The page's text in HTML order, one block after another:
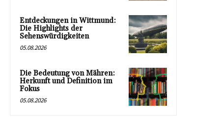
Entdeckungen in Wittmund:
Die Highlights der
Sehenswürdigkeiten
05.08.2026
Die Bedeutung von Mähren:
Herkunft und Definition im
Fokus
05.08.2026